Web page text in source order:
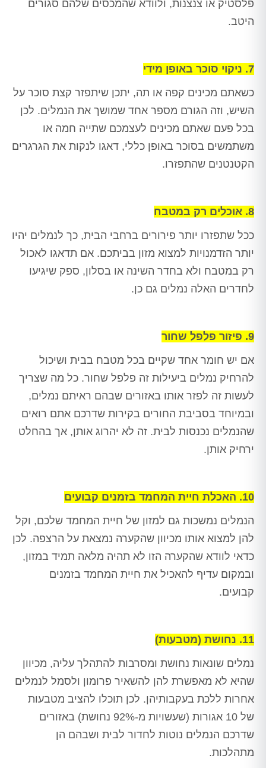
פלסטיק או צנצנות, ולוודא שהמכסים שלהם סגורים
היטב.
7. ניקוי סוכר באופן מידי
כשאתם מכינים קפה או תה, יתכן שיתפזר קצת סוכר על
השיש, וזה הגורם מספר אחד שמושך את הנמלים. לכן
בכל פעם שאתם מכינים לעצמכם שתייה חמה או
משתמשים בסוכר באופן כללי, דאגו לנקות את הגרגרים
הקטנטנים שהתפזרו.
8. אוכלים רק במטבח
ככל שתפזרו יותר פירורים ברחבי הבית, כך לנמלים יהיו
יותר הזדמנויות למצוא מזון בביתכם. אם תדאגו לאכול
רק במטבח ולא בחדר השינה או בסלון, ספק שיגיעו
לחדרים האלה נמלים גם כן.
9. פיזור פלפל שחור
אם יש חומר אחד שקיים בכל מטבח בבית ושיכול
להרחיק נמלים ביעילות זה פלפל שחור. כל מה שצריך
לעשות זה לפזר אותו באזורים שבהם ראיתם נמלים,
ובמיוחד בסביבת החורים בקירות שדרכם אתם רואים
שהנמלים נכנסות לבית. זה לא יהרוג אותן, אך בהחלט
ירחיק אותן.
10. האכלת חיית המחמד בזמנים קבועים
הנמלים נמשכות גם למזון של חיית המחמד שלכם, וקל
להן למצוא אותו מכיוון שהקערה נמצאת על הרצפה. לכן
כדאי לוודא שהקערה הזו לא תהיה מלאה תמיד במזון,
ובמקום עדיף להאכיל את חיית המחמד בזמנים
קבועים.
11. נחושת (מטבעות)
נמלים שונאות נחושת ומסרבות להתהלך עליה, מכיוון
שהיא לא מאפשרת להן להשאיר פרומון ולסמל לנמלים
אחרות ללכת בעקבותיהן. לכן תוכלו להציב מטבעות
של 10 אגורות (שעשויות מ-92% נחושת) באזורים
שדרכם הנמלים נוטות לחדור לבית ושבהם הן
מתהלכות.